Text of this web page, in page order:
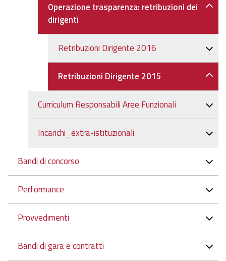
Operazione trasparenza: retribuzioni dei
dirigenti
Retribuzioni Dirigente 2016
Retribuzioni Dirigente 2015
Curriculum Responsabili Aree Funzionali
Incarichi_extra-istituzionali
Bandi di concorso
Performance
Provvedimenti
Bandi di gara e contratti